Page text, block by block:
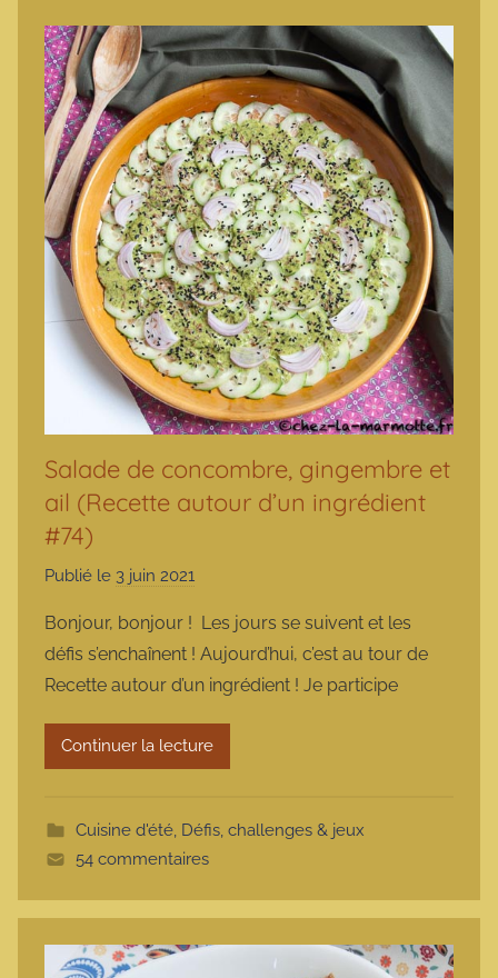
Salade de concombre, gingembre et
ail (Recette autour d’un ingrédient
#74)
Publié le 3 juin 2021
m
a
r
m
t
e
Bonjour, bonjour ! Les jours se suivent et les
défis s’enchaînent ! Aujourd’hui, c’est au tour de
Recette autour d’un ingrédient ! Je participe
Continuer la lecture
Cuisine d'été, Défis, challenges & jeux
54 commentaires